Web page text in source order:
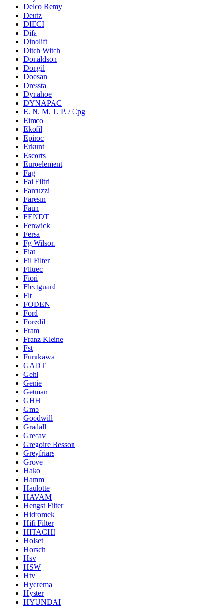
Delco Remy
Deutz
DIECI
Difa
Dinolift
Ditch Witch
Donaldson
Dongil
Doosan
Dressta
Dynahoe
DYNAPAC
E. N. M. T. P. / Cpg
Eimco
Ekofil
Epiroc
Erkunt
Escorts
Euroelement
Fag
Fai Filtri
Fantuzzi
Faresin
Faun
FENDT
Fenwick
Fersa
Fg Wilson
Fiat
Fil Filter
Filtrec
Fiori
Fleetguard
Flt
FODEN
Ford
Foredil
Fram
Franz Kleine
Fst
Furukawa
GADT
Gehl
Genie
Getman
GHH
Gmb
Goodwill
Gradall
Grecav
Gregoire Besson
Greyfriars
Grove
Hako
Hamm
Haulotte
HAVAM
Hengst Filter
Hidromek
Hifi Filter
HITACHI
Holset
Horsch
Hsv
HSW
Htv
Hydrema
Hyster
HYUNDAI